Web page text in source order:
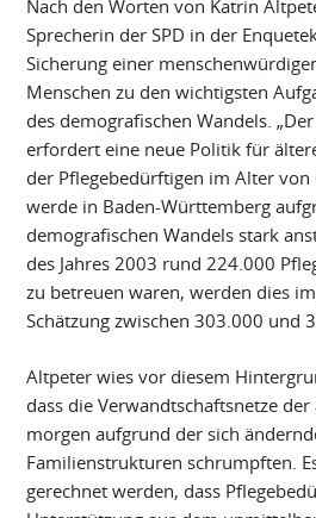
Nach den Worten von Katrin
Sprecherin der SPD in der
Sicherung einer
Menschen zu den wichtigsten
des demografischen Wandels.
erfordert eine neue Politik für
der Pflegebedürftigen im Alter von
werde in Baden-Württemberg
demografischen Wandels stark
des Jahres 2003 rund 224.000
zu betreuen waren, werden dies
Schätzung zwischen 303.000 und
Altpeter wies vor diesem
dass die Verwandtschaftsnetze
morgen aufgrund der sich
Familienstrukturen schrumpften.
gerechnet werden, dass